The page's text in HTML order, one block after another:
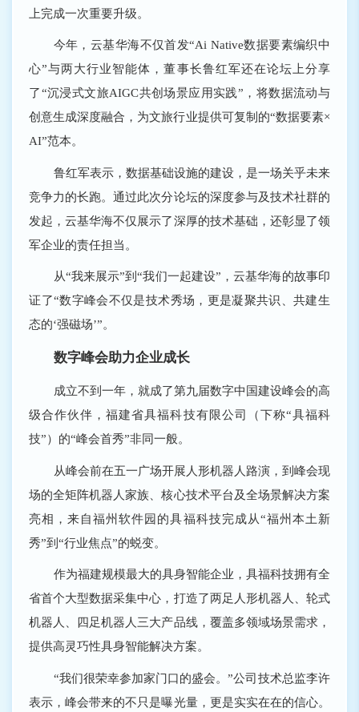
上完成一次重要升级。
今年，云基华海不仅首发“Ai Native数据要素编织中
心”与两大行业智能体，董事长鲁红军还在论坛上分享
了“沉浸式文旅AIGC共创场景应用实践”，将数据流动与
创意生成深度融合，为文旅行业提供可复制的“数据要素×
AI”范本。
鲁红军表示，数据基础设施的建设，是一场关乎未来
竞争力的长跑。通过此次分论坛的深度参与及技术社群的
发起，云基华海不仅展示了深厚的技术基础，还彰显了领
军企业的责任担当。
从“我来展示”到“我们一起建设”，云基华海的故事印
证了“数字峰会不仅是技术秀场，更是凝聚共识、共建生
态的‘强磁场’”。
数字峰会助力企业成长
成立不到一年，就成了第九届数字中国建设峰会的高
级合作伙伴，福建省具福科技有限公司（下称“具福科
技”）的“峰会首秀”非同一般。
从峰会前在五一广场开展人形机器人路演，到峰会现
场的全矩阵机器人家族、核心技术平台及全场景解决方案
亮相，来自福州软件园的具福科技完成从“福州本土新
秀”到“行业焦点”的蜕变。
作为福建规模最大的具身智能企业，具福科技拥有全
省首个大型数据采集中心，打造了两足人形机器人、轮式
机器人、四足机器人三大产品线，覆盖多领域场景需求，
提供高灵巧性具身智能解决方案。
“我们很荣幸参加家门口的盛会。”公司技术总监李许
表示，峰会带来的不只是曝光量，更是实实在在的信心。